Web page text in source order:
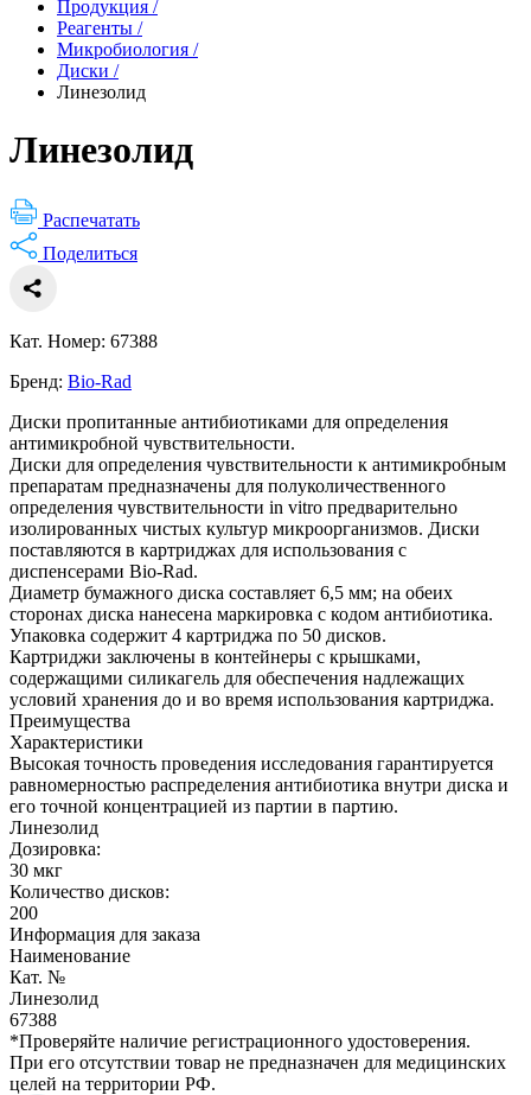
Продукция /
Реагенты /
Микробиология /
Диски /
Линезолид
Линезолид
Распечатать
Поделиться
Кат. Номер: 67388
Бренд: Bio-Rad
Диски пропитанные антибиотиками для определения
антимикробной чувствительности.
Диски для определения чувствительности к антимикробным
препаратам предназначены для полуколичественного
определения чувствительности in vitro предварительно
изолированных чистых культур микроорганизмов. Диски
поставляются в картриджах для использования с
диспенсерами Bio-Rad.
Диаметр бумажного диска составляет 6,5 мм; на обеих
сторонах диска нанесена маркировка с кодом антибиотика.
Упаковка содержит 4 картриджа по 50 дисков.
Картриджи заключены в контейнеры с крышками,
содержащими силикагель для обеспечения надлежащих
условий хранения до и во время использования картриджа.
Преимущества
Характеристики
Высокая точность проведения исследования гарантируется
равномерностью распределения антибиотика внутри диска и
его точной концентрацией из партии в партию.
Линезолид
Дозировка:
30 мкг
Количество дисков:
200
Информация для заказа
Наименование
Кат. №
Линезолид
67388
*Проверяйте наличие регистрационного удостоверения.
При его отсутствии товар не предназначен для медицинских
целей на территории РФ.